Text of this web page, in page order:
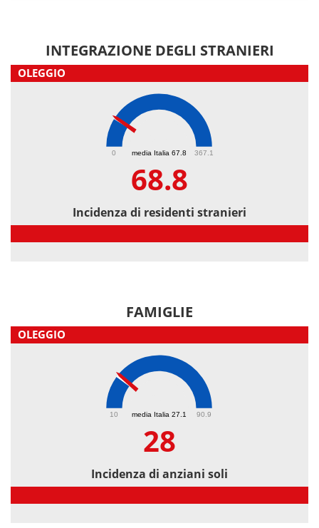
INTEGRAZIONE DEGLI STRANIERI
OLEGGIO
media Italia 67.8
0 367.1
68.8
Incidenza di residenti stranieri
FAMIGLIE
OLEGGIO
media Italia 27.1
10 90.9
28
Incidenza di anziani soli